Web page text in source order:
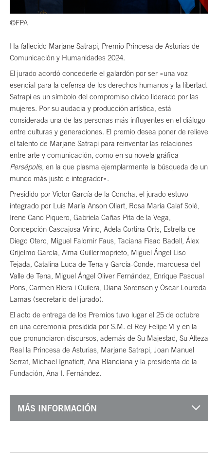
©FPA
Ha fallecido Marjane Satrapi, Premio Princesa de Asturias de
Comunicación y Humanidades 2024.
El jurado acordó concederle el galardón por ser «una voz
esencial para la defensa de los derechos humanos y la libertad.
Satrapi es un símbolo del compromiso cívico liderado por las
mujeres. Por su audacia y producción artística, está
considerada una de las personas más influyentes en el diálogo
entre culturas y generaciones. El premio desea poner de relieve
el talento de Marjane Satrapi para reinventar las relaciones
entre arte y comunicación, como en su novela gráfica
Persépolis, en la que plasma ejemplarmente la búsqueda de un
mundo más justo e integrador».
Presidido por Víctor García de la Concha, el jurado estuvo
integrado por Luis María Anson Oliart, Rosa María Calaf Solé,
Irene Cano Piquero, Gabriela Cañas Pita de la Vega,
Concepción Cascajosa Virino, Adela Cortina Orts, Estrella de
Diego Otero, Miguel Falomir Faus, Taciana Fisac Badell, Álex
Grijelmo García, Alma Guillermoprieto, Miguel Ángel Liso
Tejada, Catalina Luca de Tena y García-Conde, marquesa del
Valle de Tena, Miguel Ángel Oliver Fernández, Enrique Pascual
Pons, Carmen Riera i Guilera, Diana Sorensen y Óscar Loureda
Lamas (secretario del jurado).
El acto de entrega de los Premios tuvo lugar el 25 de octubre
en una ceremonia presidida por S.M. el Rey Felipe VI y en la
que pronunciaron discursos, además de Su Majestad, Su Alteza
Real la Princesa de Asturias, Marjane Satrapi, Joan Manuel
Serrat, Michael Ignatieff, Ana Blandiana y la presidenta de la
Fundación, Ana I. Fernández.
MÁS INFORMACIÓN